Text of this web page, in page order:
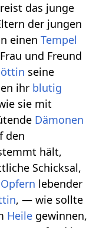
das junge
der jungen
einenTempel
und Freund
seine
ihr blutig
sie mit
Dämonen
den
hält,
Schicksal,
Opfern lebender
, — wie sollte
Heile gewinnen,